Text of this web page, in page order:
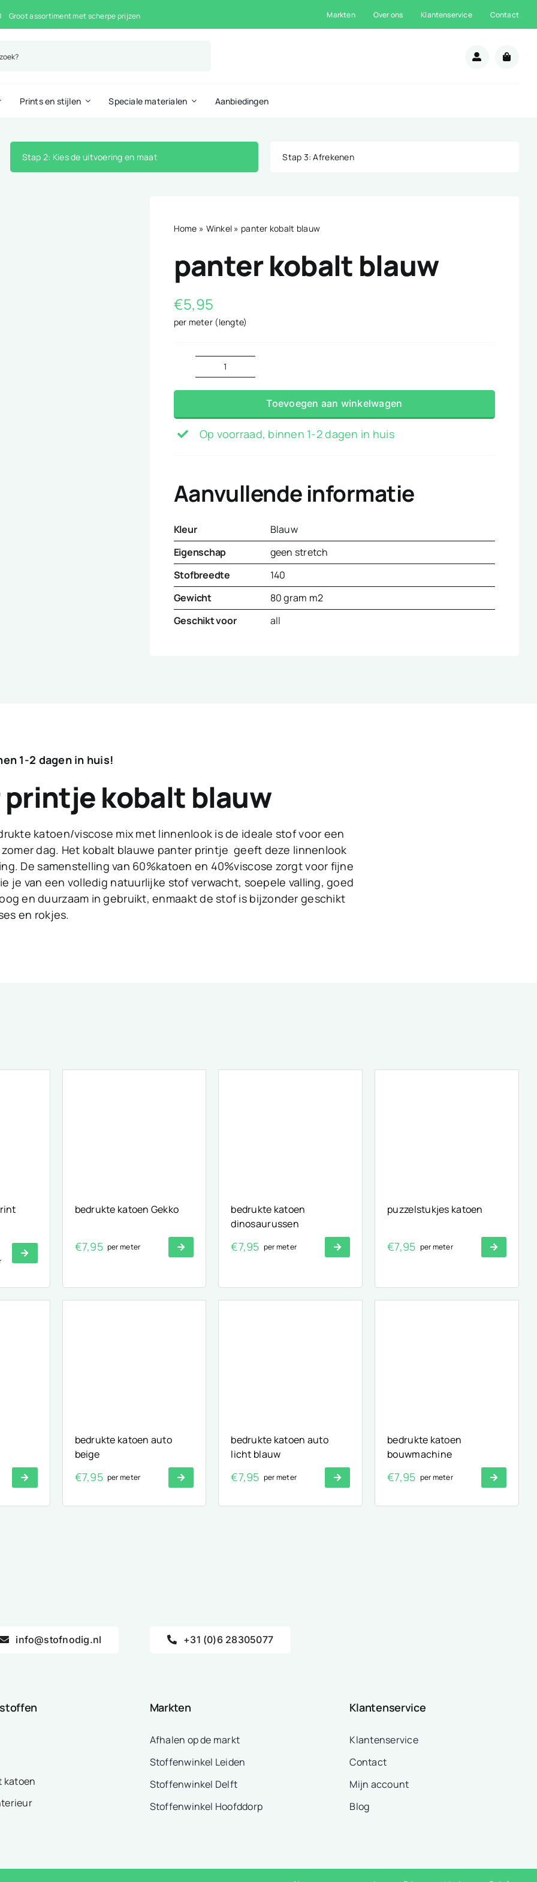
Groot assortiment met scherpe prijzen Markten Over ons Klantenservice Contact
Prints en stijlen Speciale materialen Aanbiedingen
Stap 2: Kies de uitvoering en maat Stap 3: Afrekenen
Home » Winkel » panter kobalt blauw
panter kobalt blauw
€5,95
per meter (lengte)
panter
kobalt
aantal
Toevoegen aan winkelwagen
Op voorraad, binnen 1-2 dagen in huis
Aanvullende informatie
Kleur
Blauw
Eigenschap
geen stretch
Stofbreedte
140
Gewicht
80 gram m2
Geschikt voor
all
1-2 dagen in huis!
printje kobalt blauw
katoen/viscose mix met linnenlook is de ideale stof voor een
dag. Het kobalt blauwe panter printje geeft deze linnenlook
De samenstelling van 60%katoen en 40%viscose zorgt voor fijne
je van een volledig natuurlijke stof verwacht, soepele valling, goed
en duurzaam in gebruikt, enmaakt de stof is bijzonder geschikt
en rokjes.
bedrukte katoen Gekko
€7,95 per meter
bedrukte katoen
dinosaurussen
€7,95 per meter
puzzelstukjes katoen
€7,95 per meter
bedrukte katoen auto
beige
€7,95 per meter
bedrukte katoen auto
licht blauw
€7,95 per meter
bedrukte katoen
bouwmachine
€7,95 per meter
info@stofnodig.nl +31 (0)6 28305077
katoen
Markten
Afhalen op de markt
Stoffenwinkel Leiden
Stoffenwinkel Delft
Stoffenwinkel Hoofddorp
Klantenservice
Klantenservice
Contact
Mijn account
Blog